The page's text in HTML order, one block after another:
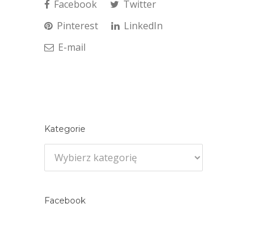
Facebook
Twitter
Pinterest
LinkedIn
E-mail
Kategorie
Facebook